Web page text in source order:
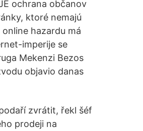
ochrana občanov
ktoré nemajú
hazardu má
imperije se
Mekenzi Bezos
objavio danas
zvrátit, řekl šéf
prodeji na